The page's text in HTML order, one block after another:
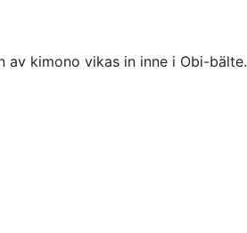
av kimono vikas in inne i Obi-bälte.